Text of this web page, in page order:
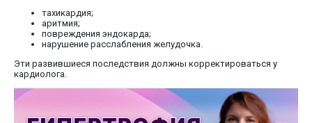
тахикардия;
аритмия;
повреждения эндокарда;
нарушение расслабления желудочка.
Эти развившиеся последствия должны корректироваться у
кардиолога.